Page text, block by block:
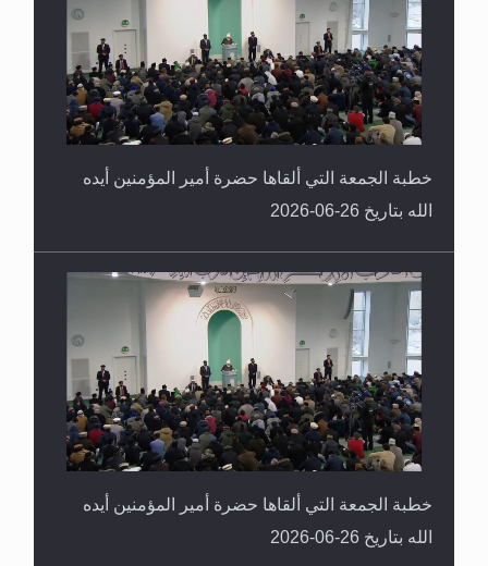
خطبة الجمعة التي ألقاها حضرة أمير المؤمنين أيده
الله بتاريخ 26-06-2026
خطبة الجمعة التي ألقاها حضرة أمير المؤمنين أيده
الله بتاريخ 26-06-2026